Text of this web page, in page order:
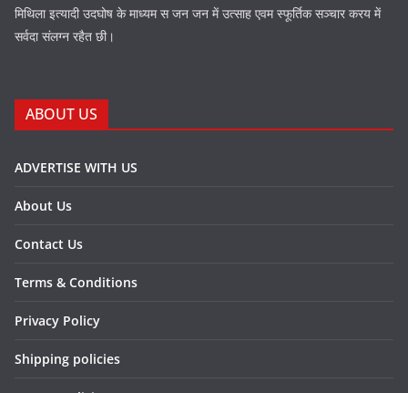
मिथिला इत्यादी उदघोष के माध्यम स जन जन में उत्साह एवम स्फूर्तिक सञ्चार करय में
सर्वदा संलग्न रहैत छी।
ABOUT US
ADVERTISE WITH US
About Us
Contact Us
Terms & Conditions
Privacy Policy
Shipping policies